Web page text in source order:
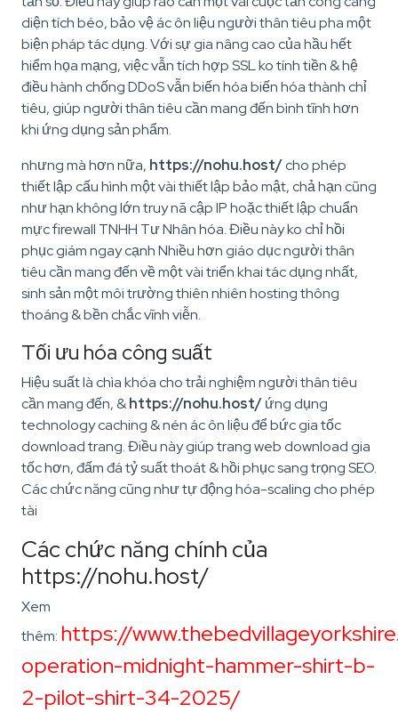
diện tích béo, bảo vệ ác ôn liệu người thân tiêu pha một
biện pháp tác dụng. Với sự gia nâng cao của hầu hết
hiểm họa mạng, việc vẫn tích hợp SSL ko tính tiền & hệ
điều hành chống DDoS vẫn biến hóa biến hóa thành chỉ
tiêu, giúp người thân tiêu cần mang đến bình tĩnh hơn
khi ứng dụng sản phẩm.
nhưng mà hơn nữa, https://nohu.host/cho phép
thiết lập cấu hình một vài thiết lập bảo mật, chả hạn cũng
như hạn không lớn truy nã cập IP hoặc thiết lập chuẩn
mực firewall TNHH Tư Nhân hóa. Điều này ko chỉ hồi
phục giám ngay cạnh Nhiều hơn giáo dục người thân
tiêu cần mang đến về một vài triển khai tác dụng nhất,
sinh sản một môi trường thiên nhiên hosting thông
thoáng & bền chắc vĩnh viễn.
Tối ưu hóa công suất
Hiệu suất là chìa khóa cho trải nghiệm người thân tiêu
cần mang đến, &https://nohu.host/ứng dụng
technology caching & nén ác ôn liệu để bức gia tốc
download trang. Điều này giúp trang web download gia
tốc hơn, đấm đá tỷ suất thoát & hồi phục sang trọng SEO.
Các chức năng cũng như tự động hóa-scaling cho phép
tài
Các chức năng chính của
https://nohu.host/
Xem
thêm: https://
operation-midnight-hammer-shirt-b-
2-pilot-shirt-34-2025/